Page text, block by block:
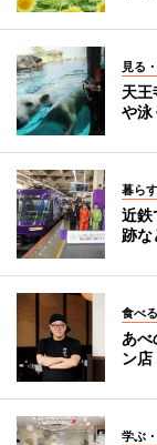
見る
天
や泳
暮ら
近鉄
跡な
食べる
あべ
ン
学ぶ